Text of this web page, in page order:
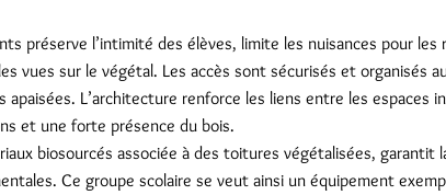
préserve l’intimité des élèves, limite les nuisances pour les
vues sur le végétal. Les accès sont sécurisés et organisés
apaisées. L’architecture renforce les liens entre les espaces
et une forte présence du bois.
biosourcés associée à des toitures végétalisées, garantit
Ce groupe scolaire se veut ainsi un équipement